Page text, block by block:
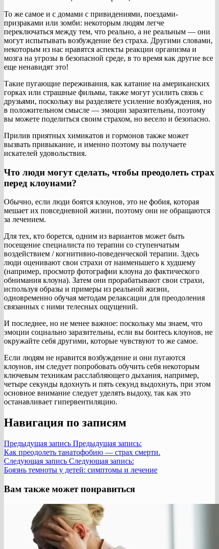
То же самое и с домами с привидениями, поездами-
призраками или зомби: некоторым людям легче
переключаться между тем, что реально, а не реальным — они
могут испытывать возбуждение без страха. Другими словами,
некоторым из нас нравятся аспекты реакции организма и
мозга на угрозы в безопасной среде, в то время как другие все
еще ненавидят это!
Такие пугающие переживания, как катание на американских
горках или страшные фильмы, также могут усилить связь с
друзьями, поскольку вы разделяете усиление возбуждения, но
в положительном смысле — эмоции заразительны, поэтому
вы можете поделиться своим страхом, но весело и безопасно.
Прилив приятных химикатов и гормонов также может
вызвать привыкание, и именно поэтому вы получаете
искателей удовольствия.
Что люди могут сделать, чтобы преодолеть страх
перед клоунами?
Обычно, если люди боятся клоунов, это не фобия, которая
мешает их повседневной жизни, поэтому они не обращаются
за лечением.
Для тех, кто борется, одним из вариантов может быть
посещение специалиста по терапии со ступенчатым
воздействием / когнитивно-поведенческой терапии. Здесь
люди оценивают свои страхи от наименьшего к худшему
(например, просмотр фотографии клоуна до фактического
обнимания клоуна). Затем они прорабатывают свои страхи,
используя образы и примеры из реальной жизни,
одновременно обучая методам релаксации для преодоления
связанных с ними телесных ощущений.
И последнее, но не менее важное: поскольку мы знаем, что
эмоции социально заразительны, если вы боитесь клоунов, не
окружайте себя другими, которые чувствуют то же самое.
Если людям не нравится возбуждение и они пугаются
клоунов, им следует попробовать обучить себя некоторым
ключевым техникам расслабляющего дыхания, например,
четыре секунды вдохнуть и пять секунд выдохнуть, при этом
основное внимание следует уделять выдоху, так как это
останавливает гипервентиляцию.
Навигация по записям
Предыдущая запись Предыдущая запись:
Как преодолеть танатофобию — страх смерти.
Следующая запись Следующая запись:
Боязнь темноты у детей: симптомы и лечение
Вам также может понравиться